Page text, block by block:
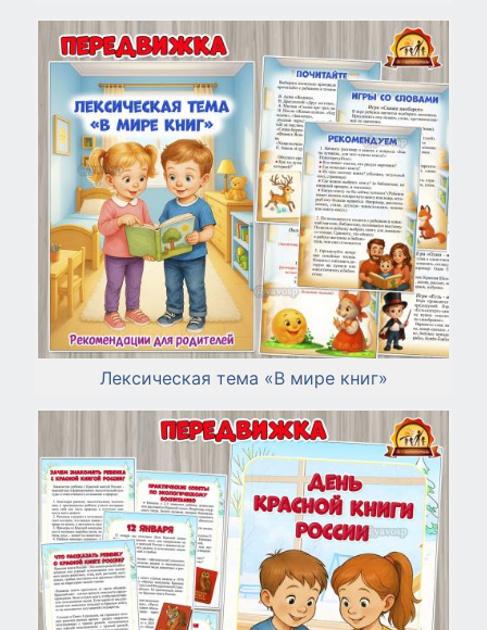
Лексическая тема «В мире книг»